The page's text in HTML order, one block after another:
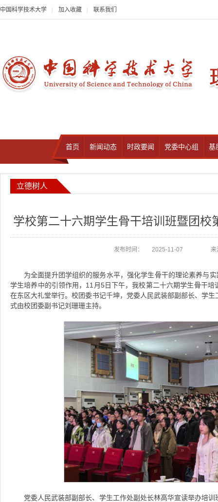
中国科学技术大学 加入收藏 联系我们
首页 新闻动态 时政要闻 党委中心组 基
立德树人
学校第二十六期学生骨干培训班暨团校
发布时间： 2025-11-07 来
为全面提升团学组织的服务水平，强化学生骨干的理论素养与
学生培养中的引领作用，11月5日下午，我校第二十六期学生骨干
在东区大礼堂举行。校团委书记千坤，党委人民武装部副部长、学
式由校团委副书记刘珊珊主持。
党委人民武装部副部长、学生工作处副处长林高华宣读举办培